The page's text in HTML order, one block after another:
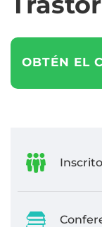
OBTÉN EL
Inscrito